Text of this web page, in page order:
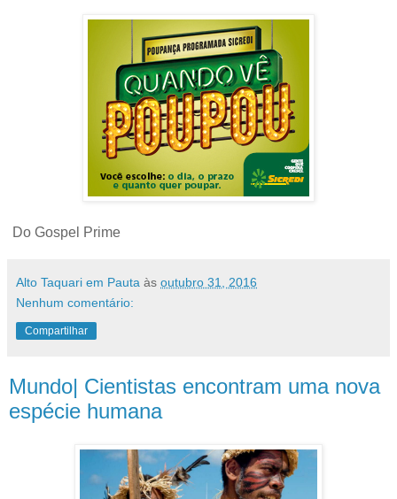
Do Gospel Prime
Alto Taquari em Pauta às outubro 31, 2016
Nenhum comentário:
Compartilhar
Mundo| Cientistas encontram uma nova
espécie humana